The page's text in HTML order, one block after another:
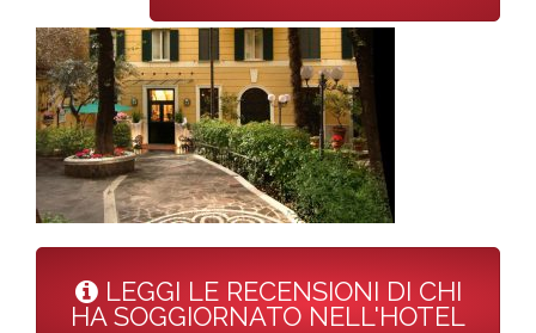
LEGGI LE RECENSIONI DI CHI
HA SOGGIORNATO NELL'HOTEL